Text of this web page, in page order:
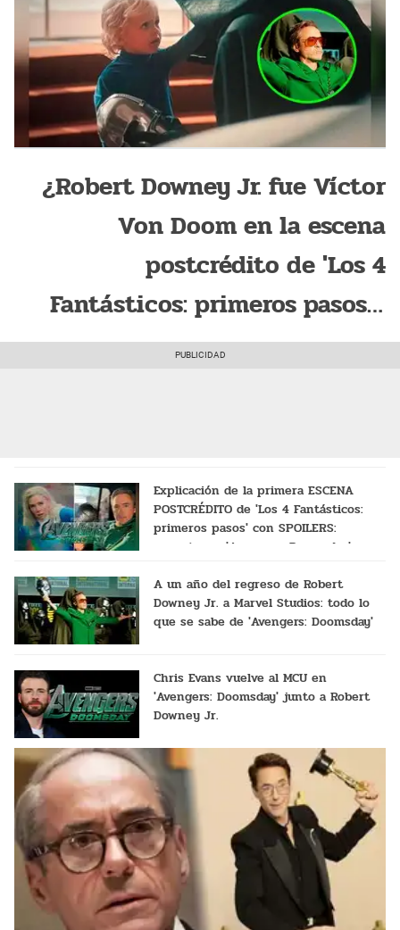
¿Robert Downey Jr. fue Víctor
Von Doom en la escena
postcrédito de 'Los 4
Fantásticos: primeros pasos'?
Director revela esta incógnita
Explicación de la primera ESCENA
POSTCRÉDITO de 'Los 4 Fantásticos:
primeros pasos' con SPOILERS:
conecta con'Avengers: Doomsday'
A un año del regreso de Robert
Downey Jr. a Marvel Studios: todo lo
que se sabe de 'Avengers: Doomsday'
Chris Evans vuelve al MCU en
'Avengers: Doomsday' junto a Robert
Downey Jr.